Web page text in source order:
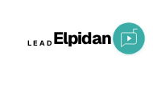
Elpidan
LEAD